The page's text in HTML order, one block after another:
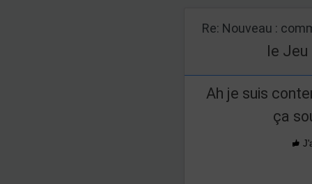
Re: Nouveau :
le Jeu
Ah je suis
ça